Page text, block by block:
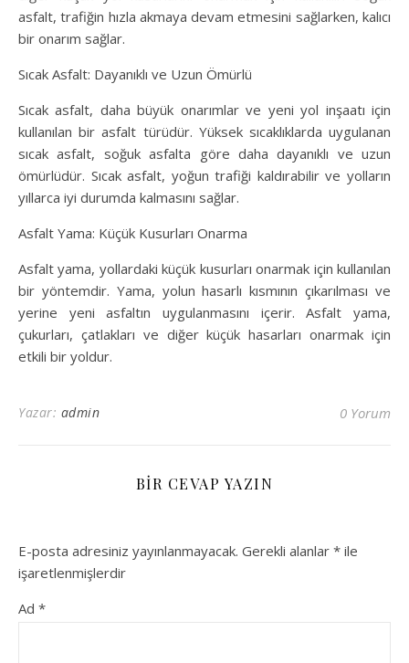
asfalt, trafiğin hızla akmaya devam etmesini sağlarken, kalıcı
bir onarım sağlar.
Sıcak Asfalt: Dayanıklı ve Uzun Ömürlü
Sıcak asfalt, daha büyük onarımlar ve yeni yol inşaatı için
kullanılan bir asfalt türüdür. Yüksek sıcaklıklarda uygulanan
sıcak asfalt, soğuk asfalta göre daha dayanıklı ve uzun
ömürlüdür. Sıcak asfalt, yoğun trafiği kaldırabilir ve yolların
yıllarca iyi durumda kalmasını sağlar.
Asfalt Yama: Küçük Kusurları Onarma
Asfalt yama, yollardaki küçük kusurları onarmak için kullanılan
bir yöntemdir. Yama, yolun hasarlı kısmının çıkarılması ve
yerine yeni asfaltın uygulanmasını içerir. Asfalt yama,
çukurları, çatlakları ve diğer küçük hasarları onarmak için
etkili bir yoldur.
Yazar: admin 0 Yorum
BIR CEVAP YAZIN
E-posta adresiniz yayınlanmayacak. Gerekli alanlar * ile
işaretlenmişlerdir
Ad *